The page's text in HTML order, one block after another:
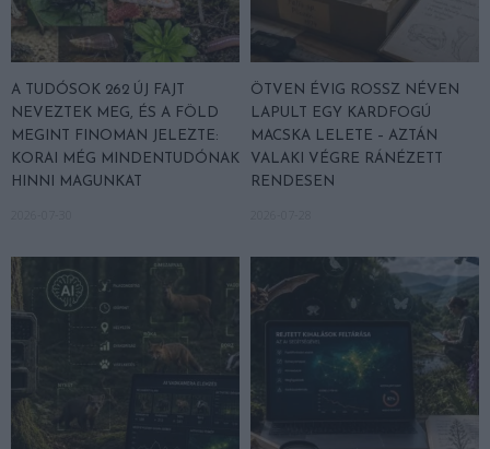
A TUDÓSOK 262 ÚJ FAJT
NEVEZTEK MEG, ÉS A FÖLD
MEGINT FINOMAN JELEZTE:
KORAI MÉG MINDENTUDÓNAK
HINNI MAGUNKAT
ÖTVEN ÉVIG ROSSZ NÉVEN
LAPULT EGY KARDFOGÚ
MACSKA LELETE – AZTÁN
VALAKI VÉGRE RÁNÉZETT
RENDESEN